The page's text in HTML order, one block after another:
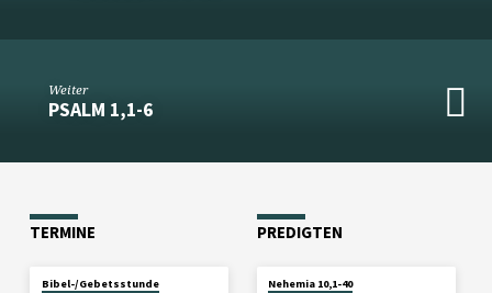
Weiter
PSALM 1,1-6
TERMINE
Bibel-/Gebetsstunde
PREDIGTEN
2026
Nehemia 10,1-40